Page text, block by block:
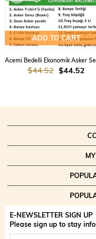
Tüm malzemeler günlük
Yeni görevine başlayan
başlangıç çözümüdür.
ADD TO CART
$44.52
$44.52
E-NEWSLETTER SIGN UP
Please sign up to stay